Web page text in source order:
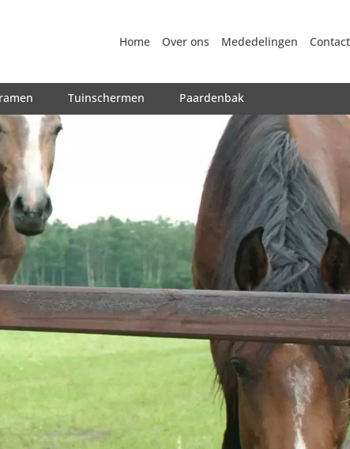
Home Over ons Mededelingen Contact
Tuinschermen Paardenbak